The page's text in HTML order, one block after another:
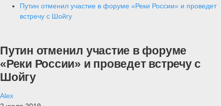
Путин отменил участие в форуме «Реки России» и проведет
встречу с Шойгу
Путин отменил участие в форуме
«Реки России» и проведет встречу с
Шойгу
Alex